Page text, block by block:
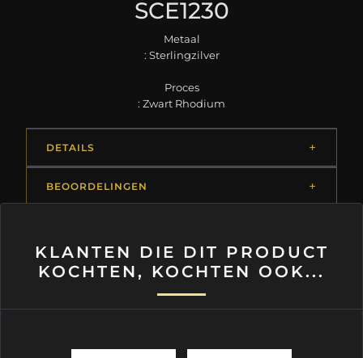
SCE1230
Metaal
: Sterlingzilver
Proces
: Zwart Rhodium
DETAILS
BEOORDELINGEN
KLANTEN DIE DIT PRODUCT
KOCHTEN, KOCHTEN OOK...